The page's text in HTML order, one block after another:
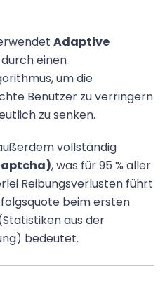
Adaptive
einen
um die
Benutzer zu verringern
zu senken.
vollständig
, was für 95 % aller
Reibungsverlusten führt
beim ersten
aus der
bedeutet.